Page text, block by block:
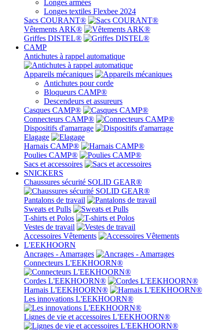
Longes armées
Longes textiles Flexbee 2024
Sacs COURANT®
Vêtements ARK®
Griffes DISTEL®
CAMP
Antichutes à rappel automatique
Appareils mécaniques
Antichutes pour corde
Bloqueurs CAMP®
Descendeurs et assureurs
Casques CAMP®
Connecteurs CAMP®
Dispositifs d'amarrage
Elagage
Harnais CAMP®
Poulies CAMP®
Sacs et accessoires
SNICKERS
Chaussures sécurité SOLID GEAR®
Pantalons de travail
Sweats et Pulls
T-shirts et Polos
Vestes de travail
Accessoires Vêtements
L'EEKHOORN
Ancrages - Amarrages
Connecteurs L'EEKHOORN®
Cordes L'EEKHOORN®
Harnais L'EEKHOORN®
Les innovations L'EEKHOORN®
Lignes de vie et accessoires L'EEKHOORN®